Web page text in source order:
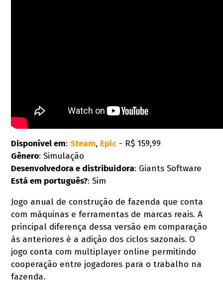
Disponível em:Steam, Epic - R$ 159,99
Gênero: Simulação
Desenvolvedora e distribuidora: Giants Software
Está em português?: Sim
Jogo anual de construção de fazenda que conta
com máquinas e ferramentas de marcas reais. A
principal diferença dessa versão em comparação
às anteriores é a adição dos ciclos sazonais. O
jogo conta com multiplayer online permitindo
cooperação entre jogadores para o trabalho na
fazenda.